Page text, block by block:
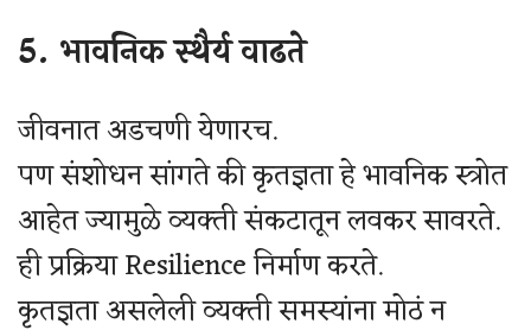
5. भावनिक स्थैर्य वाढते
जीवनात अडचणी येणारच.
पण संशोधन सांगते की कृतज्ञता हे भावनिक स्त्रोत
आहेत ज्यामुळे व्यक्ती संकटातून लवकर सावरते.
ही प्रक्रिया Resilience निर्माण करते.
कृतज्ञता असलेली व्यक्ती समस्यांना मोठं न